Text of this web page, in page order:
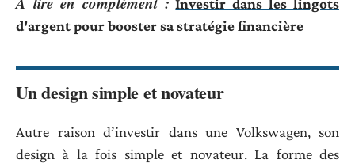
d'argent pour booster sa stratégie financière
Un design simple et novateur
Autre raison d’investir dans une Volkswagen, son
design à la fois simple et novateur. La forme des